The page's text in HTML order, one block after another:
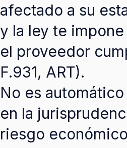
afectado a su
y la ley te
el proveedor
F.931, ART).
No es
en la
riesgo